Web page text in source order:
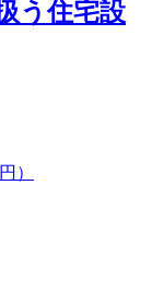
う住宅設
）